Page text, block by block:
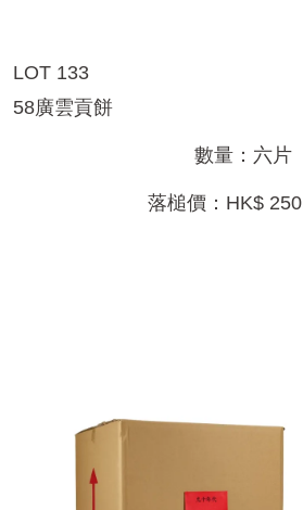
LOT 133
58廣雲貢餅
數量：六片
落槌價：HK$